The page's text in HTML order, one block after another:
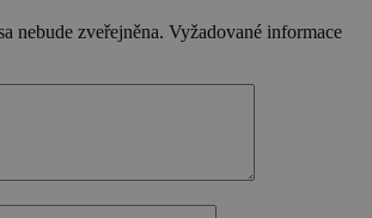
nebude zveřejněna. Vyžadované informace